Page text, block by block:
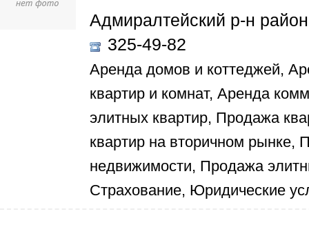
Адмиралтейский р-н
325-49-82
Аренда домов и коттеджей,
квартир и комнат, Аренда
элитных квартир, Продажа
квартир на вторичном рынке,
недвижимости, Продажа
Страхование, Юридические